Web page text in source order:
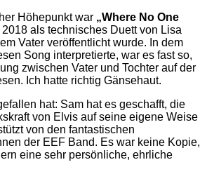
Höhepunkt war „Where No One
2018 als technisches Duett von Lisa
Vater veröffentlicht wurde. In dem
Song interpretierte, war es fast so,
zwischen Vater und Tochter auf der
Ich hatte richtig Gänsehaut.
hat: Sam hat es geschafft, die
von Elvis auf seine eigene Weise
von den fantastischen
der EEF Band. Es war keine Kopie,
eine sehr persönliche, ehrliche